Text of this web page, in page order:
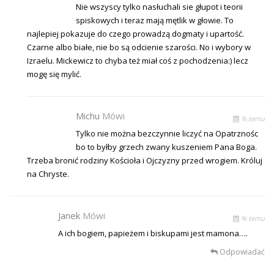
Nie wszyscy tylko nasłuchali sie głupot i teorii
spiskowych i teraz mają mętlik w głowie. To
najlepiej pokazuje do czego prowadzą dogmaty i upartość.
Czarne albo białe, nie bo są odcienie szarości. No i wybory w
Izraelu. Mickewicz to chyba też miał coś z pochodzenia:) lecz
mogę się mylić.
Michu Mówi % temu
Tylko nie można bezczynnie liczyć na Opatrznośc
bo to byłby grzech zwany kuszeniem Pana Boga.
Trzeba bronić rodziny Kościoła i Ojczyzny przed wrogiem. Króluj
na Chryste.
Janek Mówi % temu
A ich bogiem, papieżem i biskupami jest mamona….
Odpowiadać